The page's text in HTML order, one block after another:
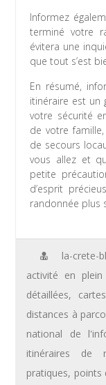
Informez
terminé votre
évitera une
que tout s’est
En résumé,
itinéraire est un
votre sécurité
de votre
de secours
vous allez et
petite
d’esprit
randonnée plus
la-crete-
activité en
détaillées,
distances à
national de
itinéraires de
pratiques, points